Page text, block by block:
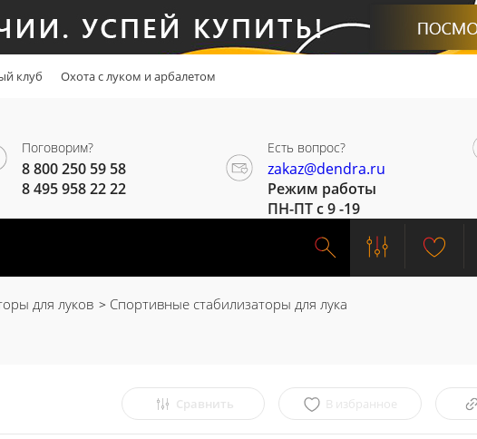
клуб Охота с луком и арбалетом
Поговорим?
8 800 250 59 58
8 495 958 22 22
Есть вопрос?
zakaz@dendra.ru
Режим работы
ПН-ПТ с 9 -19
для луков
Спортивные стабилизаторы для лука
Сравнить В избранное